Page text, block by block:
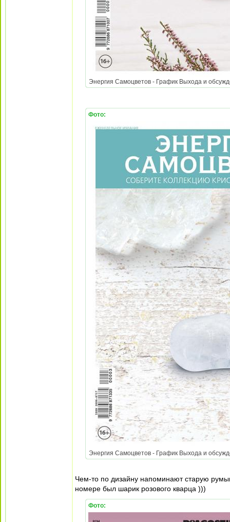
Энергия Самоцветов - График Выхода и
Фото:
Энергия Самоцветов - График Выхода и
Чем-то по дизайну напоминают старую
номере был шарик розового кварца )))
Фото: